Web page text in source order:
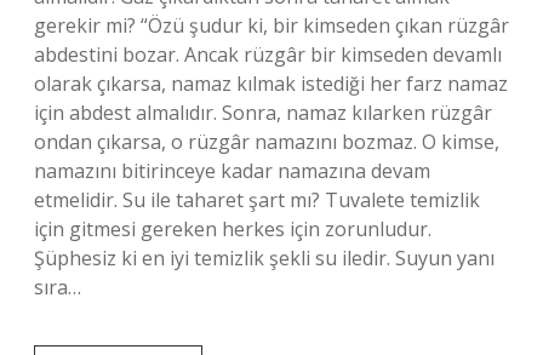
gerekir mi? “Özü şudur ki, bir kimseden çıkan rüzgâr
abdestini bozar. Ancak rüzgâr bir kimseden devamlı
olarak çıkarsa, namaz kılmak istediği her farz namaz
için abdest almalıdır. Sonra, namaz kılarken rüzgâr
ondan çıkarsa, o rüzgâr namazını bozmaz. O kimse,
namazını bitirinceye kadar namazına devam
etmelidir. Su ile taharet şart mı? Tuvalete temizlik
için gitmesi gereken herkes için zorunludur.
Şüphesiz ki en iyi temizlik şekli su iledir. Suyun yanı
sıra…